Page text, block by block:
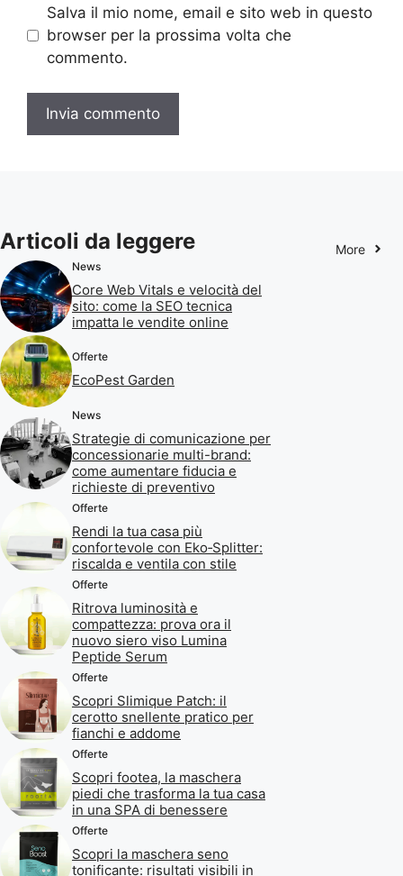
Salva il mio nome, email e sito web in questo
browser per la prossima volta che
commento.
Articoli da leggere More
News
Core Web Vitals e velocità del
sito: come la SEO tecnica
impatta le vendite online
Offerte
EcoPest Garden
News
Strategie di comunicazione per
concessionarie multi-brand:
come aumentare fiducia e
richieste di preventivo
Offerte
Rendi la tua casa più
confortevole con Eko‑Splitter:
riscalda e ventila con stile
Offerte
Ritrova luminosità e
compattezza: prova ora il
nuovo siero viso Lumina
Peptide Serum
Offerte
Scopri Slimique Patch: il
cerotto snellente pratico per
fianchi e addome
Offerte
Scopri footea, la maschera
piedi che trasforma la tua casa
in una SPA di benessere
Offerte
Scopri la maschera seno
tonificante: risultati visibili in